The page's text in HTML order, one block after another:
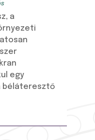
a
egy
béláteresztő